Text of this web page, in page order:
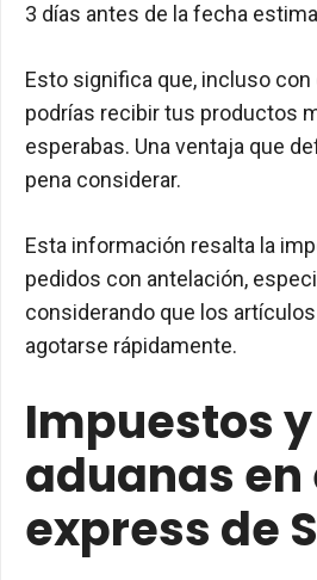
3 días antes de la fecha
Esto significa que, incluso con
podrías recibir tus productos
esperabas. Una ventaja que
pena considerar.
Esta información resalta la
pedidos con antelación,
considerando que los
agotarse rápidamente.
Impuestos y
aduanas en
express de